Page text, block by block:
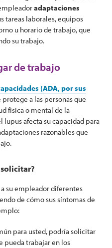
adaptaciones
tareas laborales, equipos
u horario de trabajo, que
su trabajo.
de trabajo
(ADA, por sus
protege a las personas que
física o mental de la
lupus afecta su capacidad para
razonables que
su empleador diferentes
de cómo sus síntomas de
para usted, podría solicitar
pueda trabajar en los